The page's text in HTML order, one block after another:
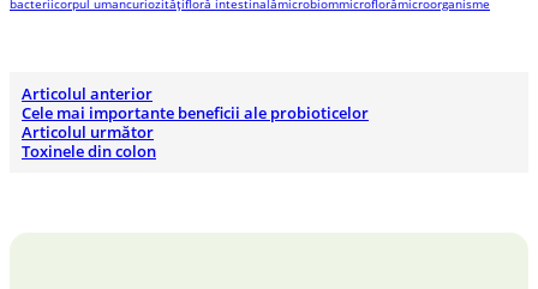
bacteriicorpul umancuriozitățifloră intestinalămicrobiommicroflorămicroorganisme
Articolul anterior
Cele mai importante beneficii ale probioticelor
Articolul următor
Toxinele din colon